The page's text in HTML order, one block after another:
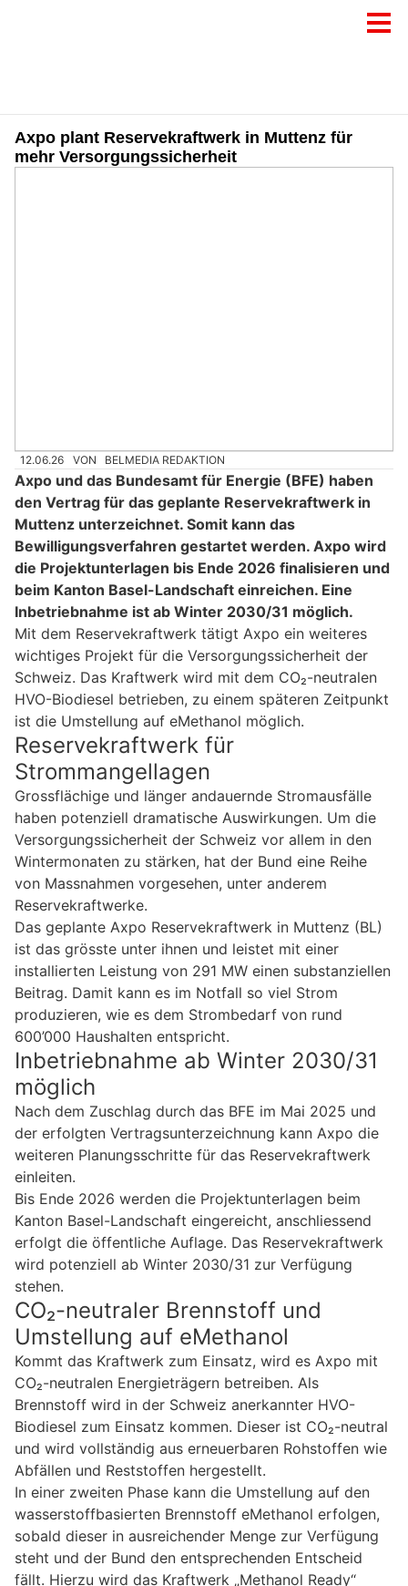
Axpo plant Reservekraftwerk in Muttenz für
mehr Versorgungssicherheit
12.06.26 VON BELMEDIA REDAKTION
Axpo und das Bundesamt für Energie (BFE) haben
den Vertrag für das geplante Reservekraftwerk in
Muttenz unterzeichnet. Somit kann das
Bewilligungsverfahren gestartet werden. Axpo wird
die Projektunterlagen bis Ende 2026 finalisieren und
beim Kanton Basel-Landschaft einreichen. Eine
Inbetriebnahme ist ab Winter 2030/31 möglich.
Mit dem Reservekraftwerk tätigt Axpo ein weiteres
wichtiges Projekt für die Versorgungssicherheit der
Schweiz. Das Kraftwerk wird mit dem CO₂-neutralen
HVO-Biodiesel betrieben, zu einem späteren Zeitpunkt
ist die Umstellung auf eMethanol möglich.
Reservekraftwerk für
Strommangellagen
Grossflächige und länger andauernde Stromausfälle
haben potenziell dramatische Auswirkungen. Um die
Versorgungssicherheit der Schweiz vor allem in den
Wintermonaten zu stärken, hat der Bund eine Reihe
von Massnahmen vorgesehen, unter anderem
Reservekraftwerke.
Das geplante Axpo Reservekraftwerk in Muttenz (BL)
ist das grösste unter ihnen und leistet mit einer
installierten Leistung von 291 MW einen substanziellen
Beitrag. Damit kann es im Notfall so viel Strom
produzieren, wie es dem Strombedarf von rund
600’000 Haushalten entspricht.
Inbetriebnahme ab Winter 2030/31
möglich
Nach dem Zuschlag durch das BFE im Mai 2025 und
der erfolgten Vertragsunterzeichnung kann Axpo die
weiteren Planungsschritte für das Reservekraftwerk
einleiten.
Bis Ende 2026 werden die Projektunterlagen beim
Kanton Basel-Landschaft eingereicht, anschliessend
erfolgt die öffentliche Auflage. Das Reservekraftwerk
wird potenziell ab Winter 2030/31 zur Verfügung
stehen.
CO₂-neutraler Brennstoff und
Umstellung auf eMethanol
Kommt das Kraftwerk zum Einsatz, wird es Axpo mit
CO₂-neutralen Energieträgern betreiben. Als
Brennstoff wird in der Schweiz anerkannter HVO-
Biodiesel zum Einsatz kommen. Dieser ist CO₂-neutral
und wird vollständig aus erneuerbaren Rohstoffen wie
Abfällen und Reststoffen hergestellt.
In einer zweiten Phase kann die Umstellung auf den
wasserstoffbasierten Brennstoff eMethanol erfolgen,
sobald dieser in ausreichender Menge zur Verfügung
steht und der Bund den entsprechenden Entscheid
fällt. Hierzu wird das Kraftwerk „Methanol Ready“